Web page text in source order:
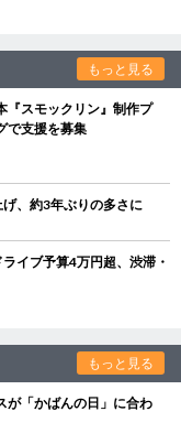
もっと見る
『スモックリン』制作プ
で支援を募集
、約3年ぶりの多さに
イブ予算4万円超、渋滞・
もっと見る
「かばんの日」に合わ